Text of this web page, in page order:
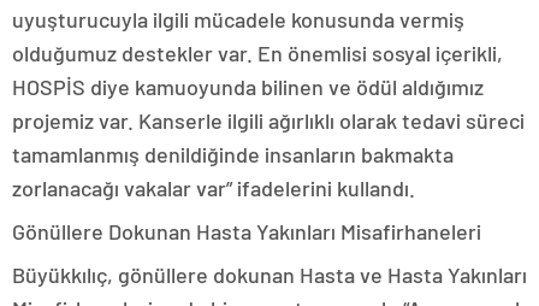
uyuşturucuyla ilgili mücadele konusunda vermiş
olduğumuz destekler var. En önemlisi sosyal içerikli,
HOSPİS diye kamuoyunda bilinen ve ödül aldığımız
projemiz var. Kanserle ilgili ağırlıklı olarak tedavi süreci
tamamlanmış denildiğinde insanların bakmakta
zorlanacağı vakalar var” ifadelerini kullandı.
Gönüllere Dokunan Hasta Yakınları Misafirhaneleri
Büyükkılıç, gönüllere dokunan Hasta ve Hasta Yakınları